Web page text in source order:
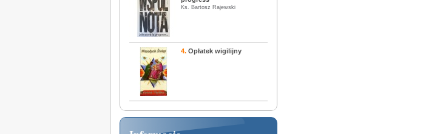
Ks. Bartosz Rajewski
4. Opłatek wigilijny